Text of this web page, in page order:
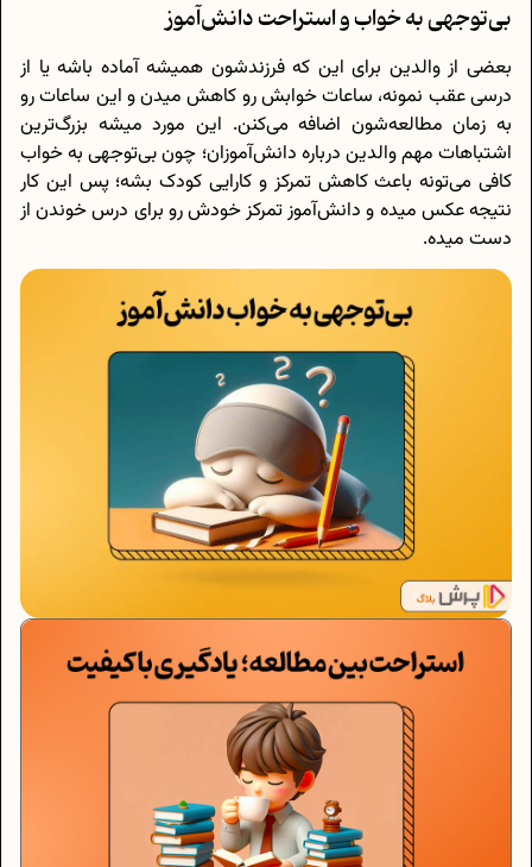
بی‌توجهی به خواب و استراحت دانش‌آموز
بعضی از والدین برای این که فرزندشون همیشه آماده باشه یا از
درسی عقب نمونه، ساعات خوابش رو کاهش میدن و این ساعات رو
به زمان مطالعه‌شون اضافه می‌کنن. این مورد میشه بزرگ‌ترین
اشتباهات مهم والدین درباره دانش‌آموزان؛ چون بی‌توجهی به خواب
کافی می‌تونه باعث کاهش تمرکز و کارایی کودک بشه؛ پس این کار
نتیجه عکس میده و دانش‌آموز تمرکز خودش رو برای درس خوندن از
دست میده.